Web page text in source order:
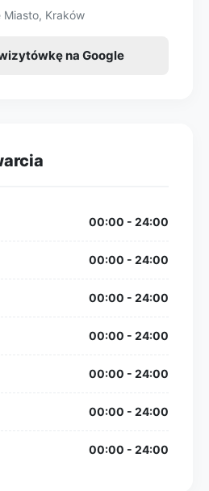
Miasto, Kraków
na Google
00:00 - 24:00
00:00 - 24:00
00:00 - 24:00
00:00 - 24:00
00:00 - 24:00
00:00 - 24:00
00:00 - 24:00